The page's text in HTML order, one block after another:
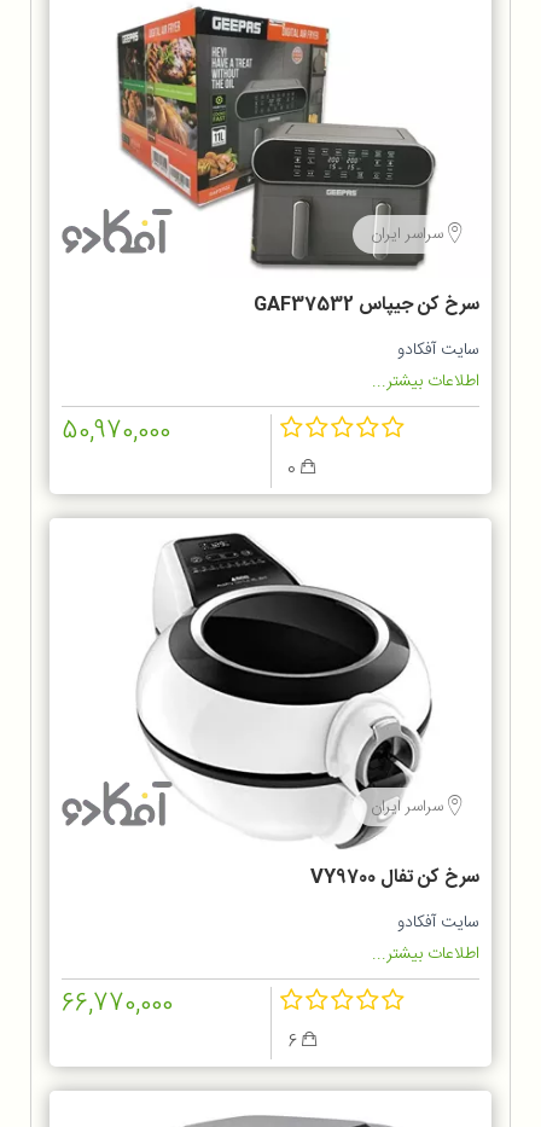
سراسر ایران
سرخ کن جیپاس GAF37532
سایت آفکادو
اطلاعات بیشتر...
50,970,000
سراسر ایران
سرخ کن تفال VY9700
سایت آفکادو
اطلاعات بیشتر...
66,770,000